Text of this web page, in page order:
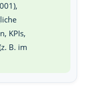
KPIs,
B. im